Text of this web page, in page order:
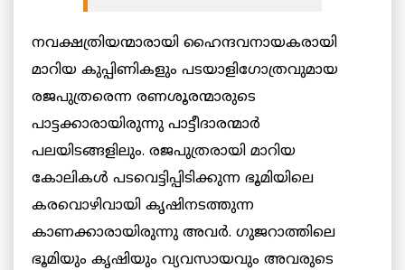
നവക്ഷത്രിയന്മാരായി ഹൈന്ദവനായകരായി
മാറിയ കുപ്പിണികളും പടയാളിഗോത്രവുമായ
രജപുത്രരെന്ന രണശൂരന്മാരുടെ
പാട്ടക്കാരായിരുന്നു പാട്ടീദാരന്മാര്‍
പലയിടങ്ങളിലും. രജപുത്രരായി മാറിയ
കോലികള്‍ പടവെട്ടിപ്പിടിക്കുന്ന ഭൂമിയിലെ
കരവൊഴിവായി കൃഷിനടത്തുന്ന
കാണക്കാരായിരുന്നു അവര്‍. ഗുജറാത്തിലെ
ഭൂമിയും കൃഷിയും വ്യവസായവും അവരുടെ